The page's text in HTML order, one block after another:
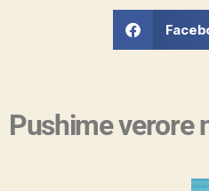
Pushime verore